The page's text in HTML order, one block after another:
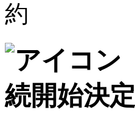
約
続開始決